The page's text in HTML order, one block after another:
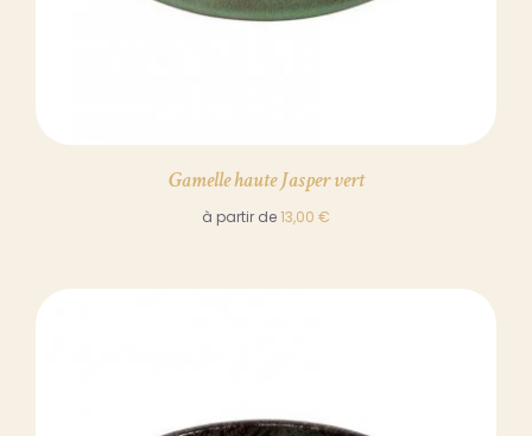
Gamelle haute Jasper vert
à partir de13,00 €